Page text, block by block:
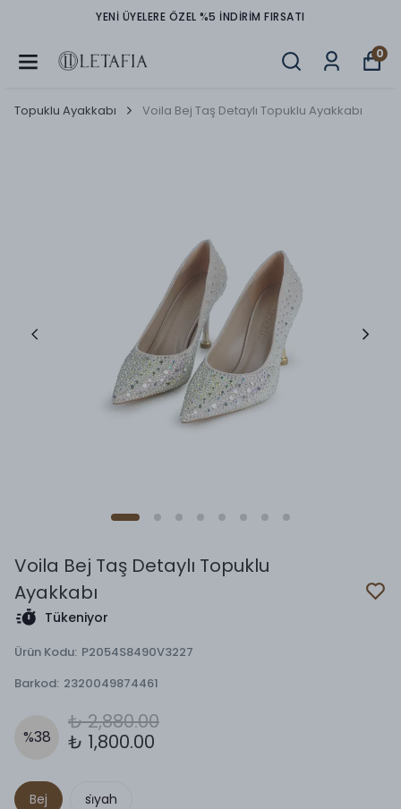
YENİ ÜYELERE ÖZEL %5 İNDİRİM FIRSATI
0
Topuklu Ayakkabı Voila Bej Taş Detaylı Topuklu Ayakkabı
Voila Bej Taş Detaylı Topuklu
Ayakkabı
Tükeniyor
Ürün Kodu: P2054S8490V3227
Barkod: 2320049874461
%38
₺ 2,880.00
₺ 1,800.00
Bej si̇yah